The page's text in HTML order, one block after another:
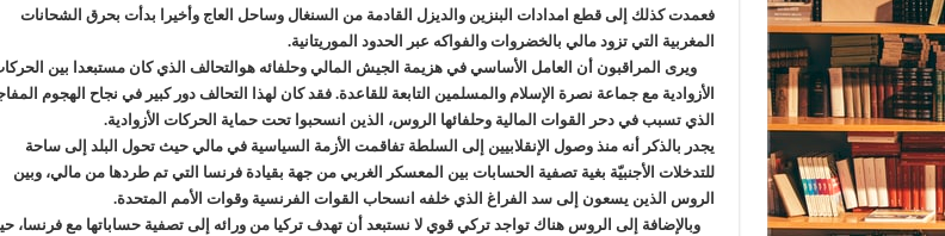
فعمدت كذلك إلى قطع امدادات البنزين والديزل القادمة من السنغال وساحل العاج وأخيرا بدأت بحرق الشحانات
المغربية التي تزود مالي بالخضروات والفواكه عبر الحدود الموريتانية.
ويرى المراقبون أن العامل الأساسي في هزيمة الجيش المالي وحلفائه هوالتحالف الذي كان مستبعدا بين
الأزوادية مع جماعة نصرة الإسلام والمسلمين التابعة للقاعدة. فقد كان لهذا التحالف دور كبير في نجاح الهجوم
الذي تسبب في دحر القوات المالية وحلفائها الروس، الذين انسحبوا تحت حماية الحركات الأزوادية.
يجدر بالذكر أنه منذ وصول الإنقلابيين إلى السلطة تفاقمت الأزمة السياسية في مالي حيث تحول البلد إلى ساحة
للتدخلات الأجنبيّة بغية تصفية الحسابات بين المعسكر الغربي من جهة بقيادة فرنسا التي تم طردها من مالي، وبين
الروس الذين يسعون إلى سد الفراغ الذي خلفه انسحاب القوات الفرنسية وقوات الأمم المتحدة.
وبالإضافة إلى الروس هناك تواجد تركي قوي لا نستبعد أن تهدف تركيا من ورائه إلى تصفية حساباتها مع فرنسا،